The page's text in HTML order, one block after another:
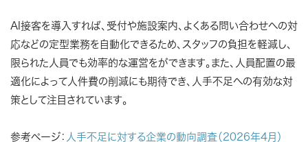
AI接客を導入すれば、受付や施設案内、よくある問い合わせへの対
応などの定型業務を自動化できるため、スタッフの負担を軽減し、
限られた人員でも効率的な運営をができます。また、人員配置の最
適化によって人件費の削減にも期待でき、人手不足への有効な対
策として注目されています。
参考ページ： 人手不足に対する企業の動向調査（2026年4月）